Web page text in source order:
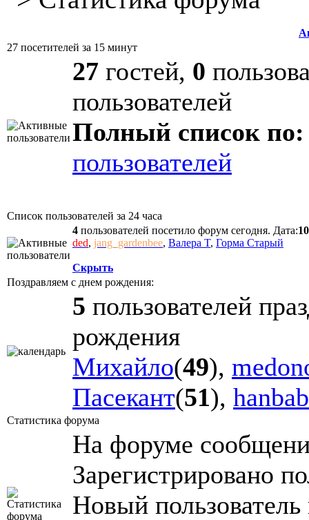
27 посетителей за 15 минут
27 гостей, 0
пользователей
Полный список по:
пользователей
Список пользователей за 24 часа
4 пользователей посетило форум сегодня. Дата:
ded, jang_gardenbee, Валера T, Горма Старый
Скрыть
Поздравляем с днем рождения:
5 пользователей
рождения
Михайло(49),
Пасекант(51),
Статистика форума
На форуме
Зарегистрировано
Новый